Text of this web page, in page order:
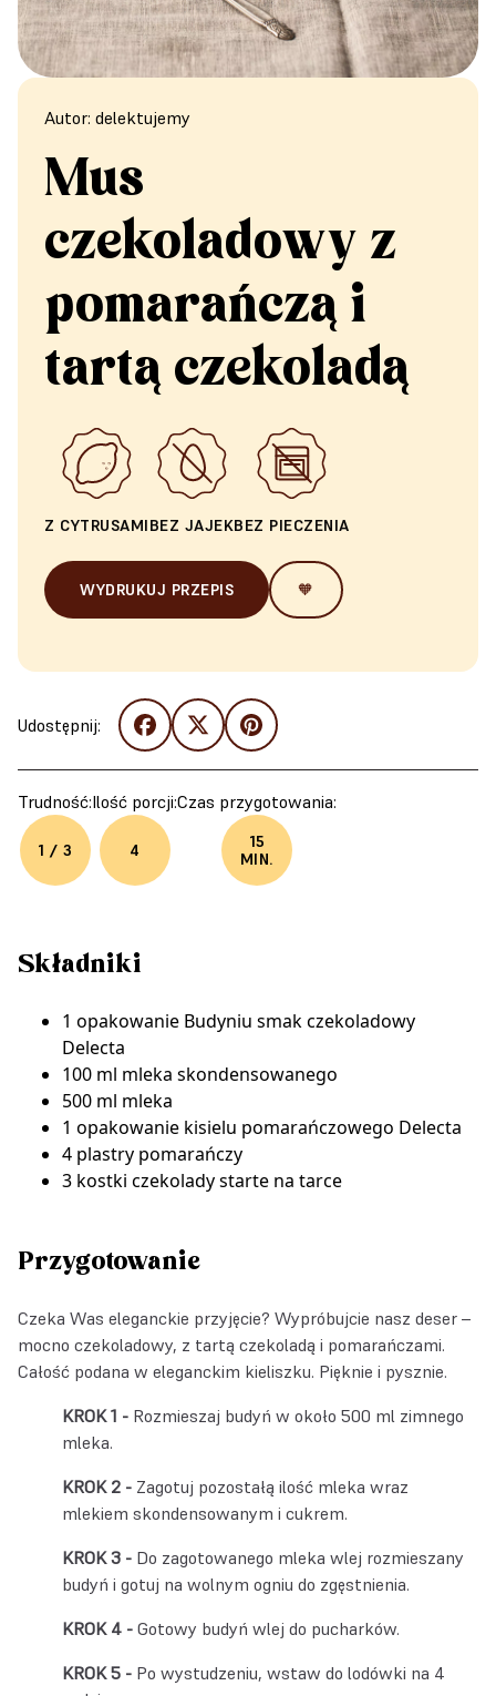
Autor: delektujemy
Mus
czekoladowy z
pomarańczą i
tartą czekoladą
Z CYTRUSAMIBEZ JAJEKBEZ PIECZENIA
WYDRUKUJ PRZEPIS 🧡
Udostępnij:
Trudność:
1 / 3
Ilość porcji:
4
Czas przygotowania:
15
MIN.
Składniki
1 opakowanie Budyniu smak czekoladowy
Delecta
100 ml mleka skondensowanego
500 ml mleka
1 opakowanie kisielu pomarańczowego Delecta
4 plastry pomarańczy
3 kostki czekolady starte na tarce
Przygotowanie
Czeka Was eleganckie przyjęcie? Wypróbujcie nasz deser –
mocno czekoladowy, z tartą czekoladą i pomarańczami.
Całość podana w eleganckim kieliszku. Pięknie i pysznie.
Rozmieszaj budyń w około 500 ml zimnego
mleka.
Zagotuj pozostałą ilość mleka wraz
mlekiem skondensowanym i cukrem.
Do zagotowanego mleka wlej rozmieszany
budyń i gotuj na wolnym ogniu do zgęstnienia.
Gotowy budyń wlej do pucharków.
Po wystudzeniu, wstaw do lodówki na 4